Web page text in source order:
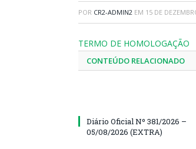
POR CR2-ADMIN2 EM 15 DE
TERMO DE HOMOLOGAÇÃO
CONTEÚDO RELACIONADO
Diário Oficial Nº 381/2026 –
05/08/2026 (EXTRA)